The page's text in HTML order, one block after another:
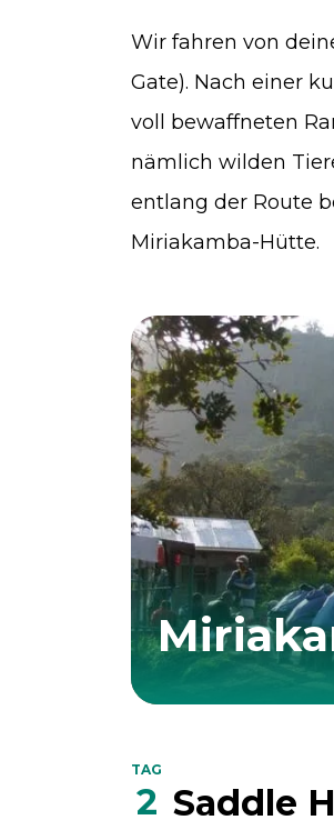
Wir fahren von
Gate). Nach einer
voll bewaffneten
nämlich wilden
entlang der Route
Miriakamba-Hütte.
TAG
2 Saddle